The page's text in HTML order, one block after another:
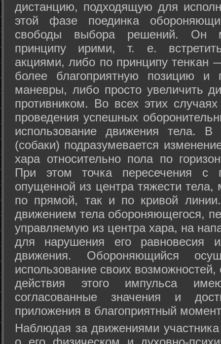
дистанцию, подходящую для
этой фазе поединка
свободы выбора решений. Он
принципу ирими, т. е.
акциями, либо по принципу тенкан
более благоприятную позицию и
маневры, либо просто увеличить
противником. Во всех этих
проведения успешных
использование движения тела.
(собаки) подразумевается
хара относительно пола по
При этом точка пересечения с
опущенной из центра тяжести
по прямой, так и по кривой
движением тела обороняющегося,
управляемую из центра хара, на
для нарушения его равновесия
движения. Обороняющийся
использование своих
действия этого импульса
согласованные значения и
приложения в благоприятный
Hаблюдая за движениями